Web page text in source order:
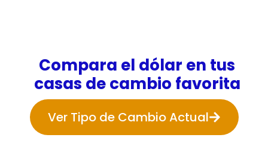
Compara el dólar en tus
casas de cambio favorita
Ver Tipo de Cambio Actual